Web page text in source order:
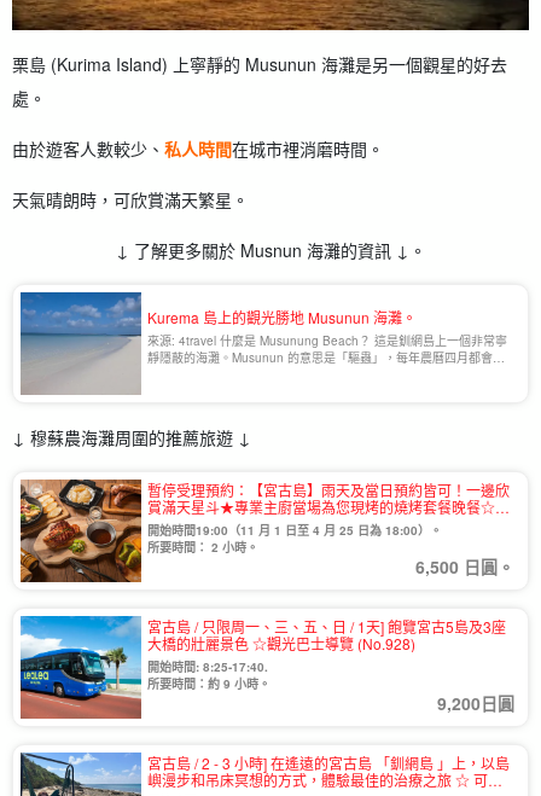
栗島 (Kurima Island) 上寧靜的 Musunun 海灘是另一個觀星的好去
處。
由於遊客人數較少、 私人時間在城市裡消磨時間。
天氣晴朗時，可欣賞滿天繁星。
↓ 了解更多關於 Musnun 海灘的資訊 ↓。
Kurema 島上的觀光勝地 Musunun 海灘。
來源: 4travel 什麼是 Musunung Beach？ 這是釧網島上一個非常寧
靜隱蔽的海灘。Musunun 的意思是「驅蟲」，每年農曆四月都會在
↓ 穆蘇農海灘周圍的推薦旅遊 ↓
暫停受理預約：【宮古島】雨天及當日預約皆可！一邊欣
賞滿天星斗★專業主廚當場為您現烤的燒烤套餐晚餐☆烤
棉花糖可無限續加！（No.905）
開始時間19:00（11 月 1 日至 4 月 25 日為 18:00）。
所要時間： 2 小時。
6,500 日圓。
宮古島 / 只限周一、三、五、日 / 1天] 飽覽宮古5島及3座
大橋的壯麗景色 ☆觀光巴士導覽 (No.928)
開始時間: 8:25-17:40.
所要時間：約 9 小時。
9,200日圓
宮古島 / 2 - 3 小時] 在遙遠的宮古島 「釧網島 」上，以島
嶼漫步和吊床冥想的方式，體驗最佳的治療之旅 ☆ 可選